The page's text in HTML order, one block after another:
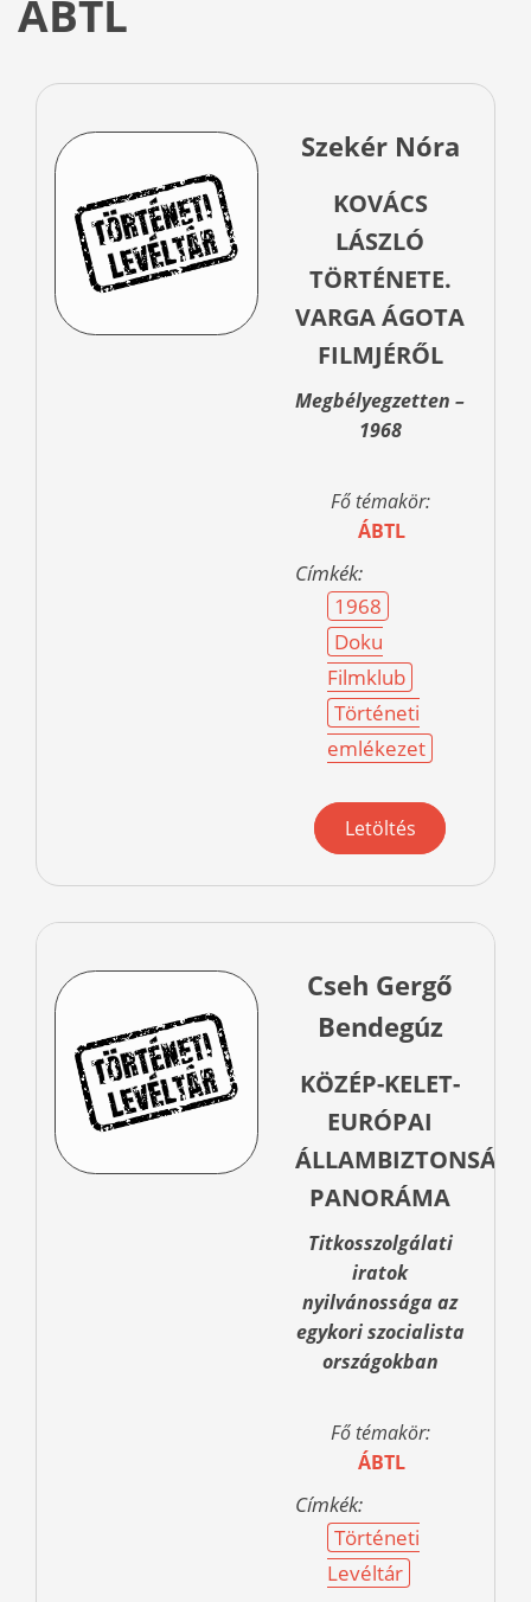
ÁBTL
Szekér Nóra
KOVÁCS
LÁSZLÓ
TÖRTÉNETE.
VARGA ÁGOTA
FILMJÉRŐL
Megbélyegzetten –
1968
Fő témakör:
ÁBTL
Címkék:
1968
Doku
Filmklub
Történeti
emlékezet
Letöltés
Cseh Gergő
Bendegúz
KÖZÉP-KELET-
EURÓPAI
ÁLLAMBIZTONSÁGI
PANORÁMA
Titkosszolgálati
iratok
nyilvánossága az
egykori szocialista
országokban
Fő témakör:
ÁBTL
Címkék:
Történeti
Levéltár